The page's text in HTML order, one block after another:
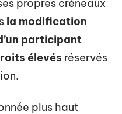
propres créneaux
la modification
participant
élevés réservés
plus haut